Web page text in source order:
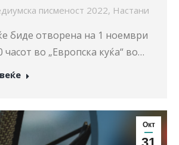
писменост 2022, Настани
биде отворена на 1 ноември
часот во „Европска куќа“ во…
Окт